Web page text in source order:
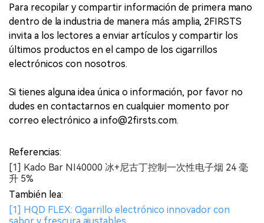
Para recopilar y compartir información de primera mano
dentro de la industria de manera más amplia, 2FIRSTS
invita a los lectores a enviar artículos y compartir los
últimos productos en el campo de los cigarrillos
electrónicos con nosotros.
Si tienes alguna idea única o información, por favor no
dudes en contactarnos en cualquier momento por
correo electrónico a info@2firsts.com.
Referencias:
[1] Kado Bar NI40000 冰+尼古丁控制一次性电子烟 24 毫
升 5%
También lea:
[1] HQD FLEX: Cigarrillo electrónico innovador con